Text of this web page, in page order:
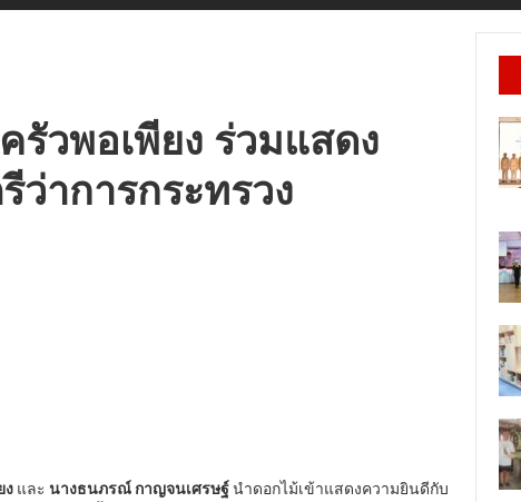
วพอเพียง ร่วมแสดง
าการกระทรวง
ง และ นางธนภรณ์ กาญจนเศรษฐ์นำดอกไม้เข้าแสดงความยินดีกับ